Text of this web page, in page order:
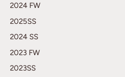
2024 FW
2025SS
2024 SS
2023 FW
2023SS